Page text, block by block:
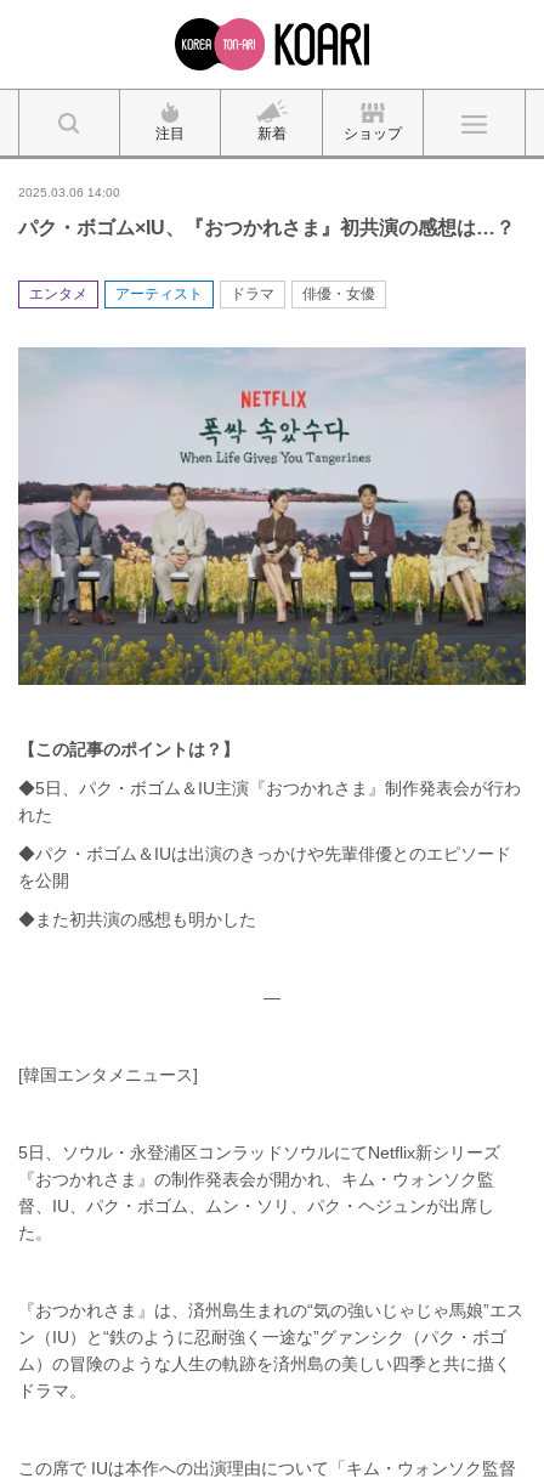
注目 新着 ショップ
2025.03.06 14:00
パク・ボゴム×IU、『おつかれさま』初共演の感想は…？
エンタメ アーティスト ドラマ 俳優・女優
【この記事のポイントは？】
◆5日、パク・ボゴム＆IU主演『おつかれさま』制作発表会が行わ
れた
◆パク・ボゴム＆IUは出演のきっかけや先輩俳優とのエピソード
を公開
◆また初共演の感想も明かした
—
[韓国エンタメニュース]
5日、ソウル・永登浦区コンラッドソウルにてNetflix新シリーズ
『おつかれさま』の制作発表会が開かれ、キム・ウォンソク監
督、IU、パク・ボゴム、ムン・ソリ、パク・ヘジュンが出席し
た。
『おつかれさま』は、済州島生まれの“気の強いじゃじゃ馬娘”エス
ン（IU）と“鉄のように忍耐強く一途な”グァンシク（パク・ボゴ
ム）の冒険のような人生の軌跡を済州島の美しい四季と共に描く
ドラマ。
この席で IUは本作への出演理由について「キム・ウォンソク監督